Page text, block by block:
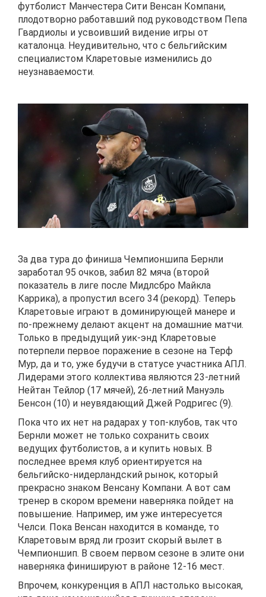
футболист Манчестера Сити Венсан Компани,
плодотворно работавший под руководством Пепа
Гвардиолы и усвоивший видение игры от
каталонца. Неудивительно, что с бельгийским
специалистом Кларетовые изменились до
неузнаваемости.
За два тура до финиша Чемпионшипа Бернли
заработал 95 очков, забил 82 мяча (второй
показатель в лиге после Мидлсбро Майкла
Каррика), а пропустил всего 34 (рекорд). Теперь
Кларетовые играют в доминирующей манере и
по-прежнему делают акцент на домашние матчи.
Только в предыдущий уик-энд Кларетовые
потерпели первое поражение в сезоне на Терф
Мур, да и то, уже будучи в статусе участника АПЛ.
Лидерами этого коллектива являются 23-летний
Нейтан Тейлор (17 мячей), 26-летний Мануэль
Бенсон (10) и неувядающий Джей Родригес (9).
Пока что их нет на радарах у топ-клубов, так что
Бернли может не только сохранить своих
ведущих футболистов, а и купить новых. В
последнее время клуб ориентируется на
бельгийско-нидерландский рынок, который
прекрасно знаком Венсану Компани. А вот сам
тренер в скором времени наверняка пойдет на
повышение. Например, им уже интересуется
Челси. Пока Венсан находится в команде, то
Кларетовым вряд ли грозит скорый вылет в
Чемпионшип. В своем первом сезоне в элите они
наверняка финишируют в районе 12-16 мест.
Впрочем, конкуренция в АПЛ настолько высокая,